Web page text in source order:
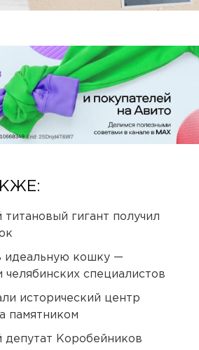
гигант получил
идеальную кошку —
специалистов
исторический центр
памятником
депутат Коробейников